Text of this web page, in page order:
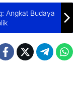
Angkat Budaya